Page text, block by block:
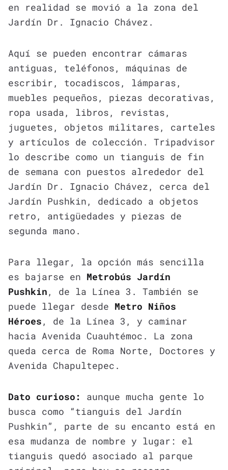
en realidad se movió a la zona del
Jardín Dr. Ignacio Chávez.
Aquí se pueden encontrar cámaras
antiguas, teléfonos, máquinas de
escribir, tocadiscos, lámparas,
muebles pequeños, piezas decorativas,
ropa usada, libros, revistas,
juguetes, objetos militares, carteles
y artículos de colección. Tripadvisor
lo describe como un tianguis de fin
de semana con puestos alrededor del
Jardín Dr. Ignacio Chávez, cerca del
Jardín Pushkin, dedicado a objetos
retro, antigüedades y piezas de
segunda mano.
Para llegar, la opción más sencilla
es bajarse en Metrobús Jardín
Pushkin , de la Línea 3. También se
puede llegar desde Metro Niños
Héroes , de la Línea 3, y caminar
hacia Avenida Cuauhtémoc. La zona
queda cerca de Roma Norte, Doctores y
Avenida Chapultepec.
Dato curioso:
aunque mucha gente lo
busca como “tianguis del Jardín
Pushkin”, parte de su encanto está en
esa mudanza de nombre y lugar: el
tianguis quedó asociado al parque